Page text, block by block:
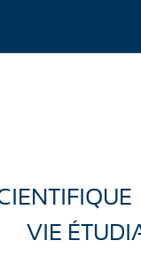
VIE